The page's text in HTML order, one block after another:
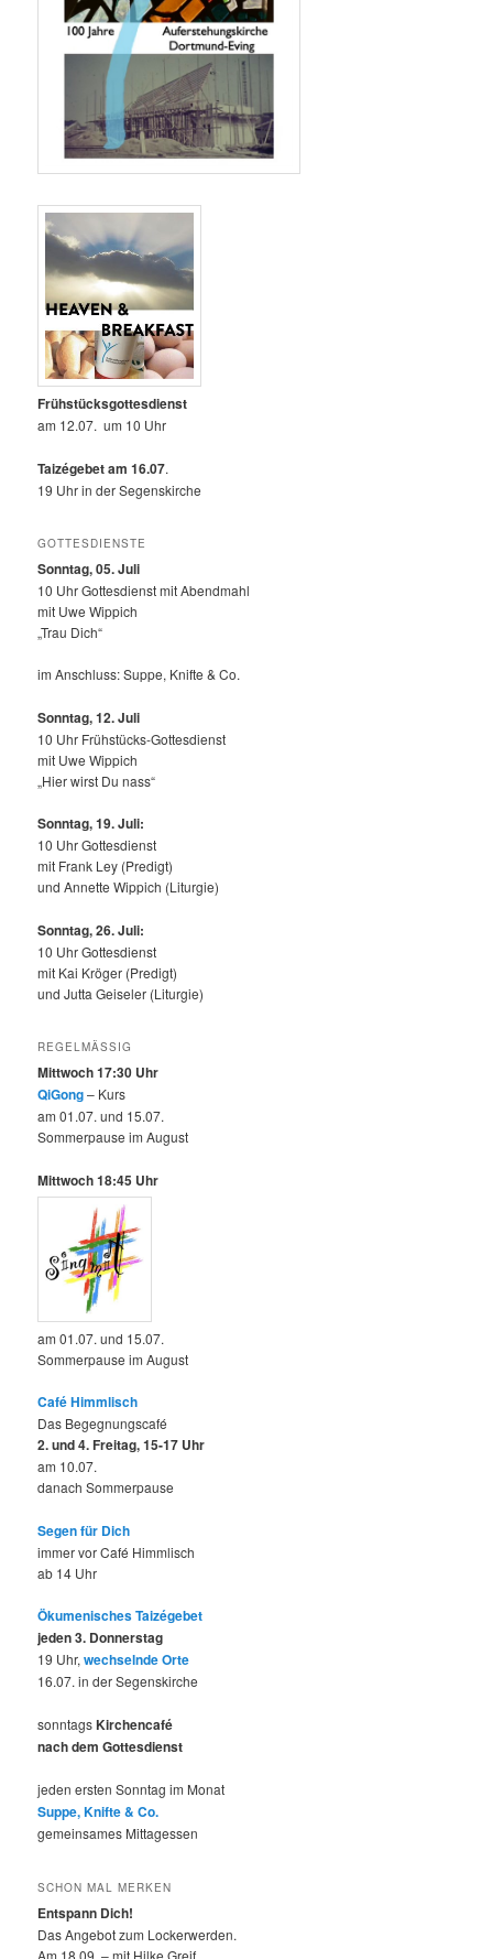
Frühstücksgottesdienst
am 12.07. um 10 Uhr
Taizégebet am 16.07.
19 Uhr in der Segenskirche
GOTTESDIENSTE
Sonntag, 05. Juli
10 Uhr Gottesdienst mit Abendmahl
mit Uwe Wippich
„Trau Dich“
im Anschluss: Suppe, Knifte & Co.
Sonntag, 12.Juli
10 Uhr Frühstücks-Gottesdienst
mit Uwe Wippich
„Hier wirst Du nass“
Sonntag, 19. Juli:
10 Uhr Gottesdienst
mit Frank Ley (Predigt)
und Annette Wippich (Liturgie)
Sonntag, 26. Juli:
10 Uhr Gottesdienst
mit Kai Kröger (Predigt)
und Jutta Geiseler (Liturgie)
REGELMÄSSIG
Mittwoch 17:30 Uhr
QiGong– Kurs
am 01.07. und 15.07.
Sommerpause im August
Mittwoch 18:45 Uhr
am 01.07. und 15.07.
Sommerpause im August
Café Himmlisch
Das Begegnungscafé
2. und 4. Freitag, 15-17 Uhr
am 10.07.
danach Sommerpause
Segen für Dich
immer vor Café Himmlisch
ab 14 Uhr
Ökumenisches Taizégebet
jeden 3. Donnerstag
19 Uhr,wechselnde Orte
16.07. in der Segenskirche
sonntagsKirchencafé
nach dem Gottesdienst
jeden ersten Sonntag im Monat
Suppe, Knifte & Co.
gemeinsames Mittagessen
SCHON MAL MERKEN
Entspann Dich!
Das Angebot zum Lockerwerden.
Am 18.09. – mit Hilke Greif